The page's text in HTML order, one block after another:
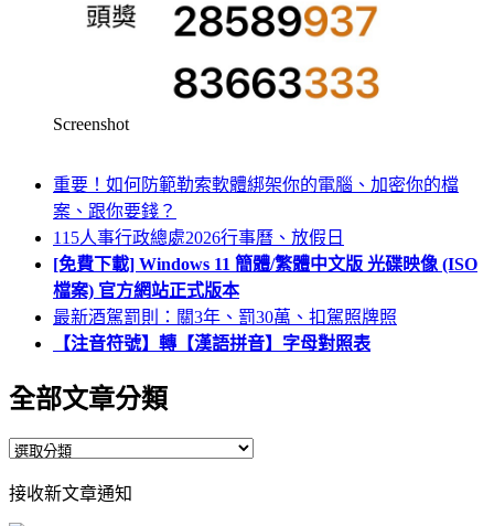
Screenshot
重要！如何防範勒索軟體綁架你的電腦、加密你的檔
案、跟你要錢？
115人事行政總處2026行事曆、放假日
[免費下載] Windows 11 簡體/繁體中文版 光碟映像 (ISO
檔案) 官方網站正式版本
最新酒駕罰則：關3年、罰30萬、扣駕照牌照
【注音符號】轉【漢語拼音】字母對照表
全部文章分類
全
文
接收新文章通知